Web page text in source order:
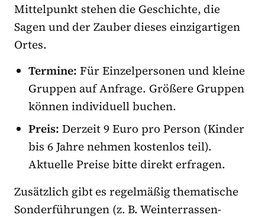
Mittelpunkt stehen die Geschichte, die
Sagen und der Zauber dieses einzigartigen
Ortes.
Termine: Für Einzelpersonen und kleine
Gruppen auf Anfrage. Größere Gruppen
können individuell buchen.
Preis: Derzeit 9 Euro pro Person (Kinder
bis 6 Jahre nehmen kostenlos teil).
Aktuelle Preise bitte direkt erfragen.
Zusätzlich gibt es regelmäßig thematische
Sonderführungen (z. B. Weinterrassen-